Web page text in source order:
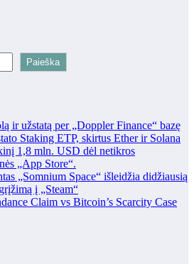
Paieška
ir užstatą per „Doppler Finance“ bazę
Staking ETP, skirtus Ether ir Solana
1,8 mln. USD dėl netikros
„App Store“.
„Somnium Space“ išleidžia didžiausią
į „Steam“
Claim vs Bitcoin’s Scarcity Case